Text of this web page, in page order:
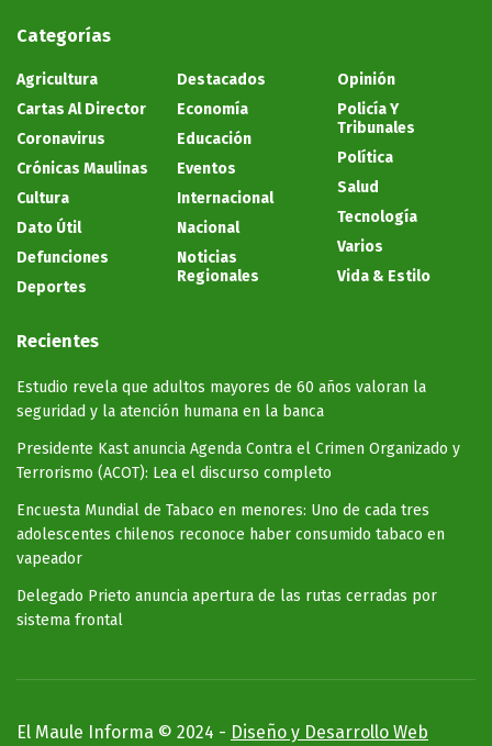
Categorías
Agricultura
Cartas Al Director
Coronavirus
Crónicas Maulinas
Cultura
Dato Útil
Defunciones
Deportes
Destacados
Economía
Educación
Eventos
Internacional
Nacional
Noticias
Regionales
Opinión
Policía Y
Tribunales
Política
Salud
Tecnología
Varios
Vida & Estilo
Recientes
Estudio revela que adultos mayores de 60 años valoran la
seguridad y la atención humana en la banca
Presidente Kast anuncia Agenda Contra el Crimen Organizado y
Terrorismo (ACOT): Lea el discurso completo
Encuesta Mundial de Tabaco en menores: Uno de cada tres
adolescentes chilenos reconoce haber consumido tabaco en
vapeador
Delegado Prieto anuncia apertura de las rutas cerradas por
sistema frontal
El Maule Informa © 2024 - Diseño y Desarrollo Web